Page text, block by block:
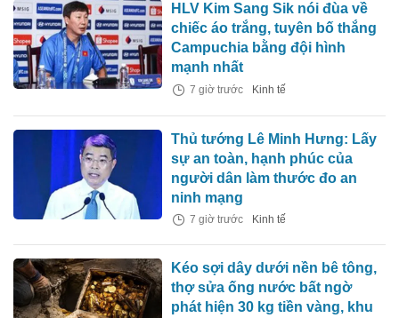
HLV Kim Sang Sik nói đùa về
chiếc áo trắng, tuyên bố thắng
Campuchia bằng đội hình
mạnh nhất
7 giờ trước Kinh tế
Thủ tướng Lê Minh Hưng: Lấy
sự an toàn, hạnh phúc của
người dân làm thước đo an
ninh mạng
7 giờ trước Kinh tế
Kéo sợi dây dưới nền bê tông,
thợ sửa ống nước bất ngờ
phát hiện 30 kg tiền vàng, khu